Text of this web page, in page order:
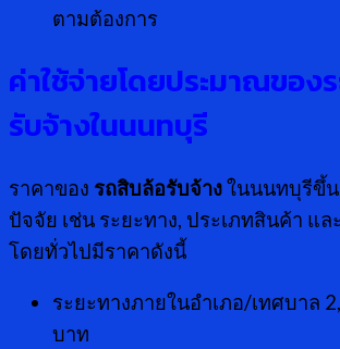
ตามต้องการ
ค่าใช้จ่ายโดยประมาณของ
รับจ้างในนนทบุรี
ราคาของ รถสิบล้อรับจ้างในนนทบุรีขึ้
ปัจจัย เช่น ระยะทาง, ประเภทสินค้า แล
โดยทั่วไปมีราคาดังนี้
ระยะทางภายในอำเภอ/เทศบาล
บาท